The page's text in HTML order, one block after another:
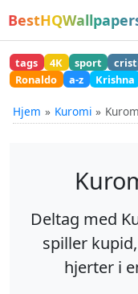
tags 4K sport
Ronaldo
a-z Krishna
Hjem Kuromi
Deltag med
spiller
hjerter i